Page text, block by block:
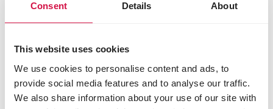
Consent Details About
This website uses cookies
We use cookies to personalise content and ads, to
provide social media features and to analyse our traffic.
We also share information about your use of our site with